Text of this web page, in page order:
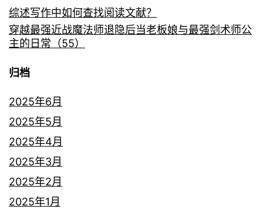
综述写作中如何查找阅读文献？
穿越最强近战魔法师退隐后当老板娘与最强剑术师公
主的日常（55）
归档
2025年6月
2025年5月
2025年4月
2025年3月
2025年2月
2025年1月